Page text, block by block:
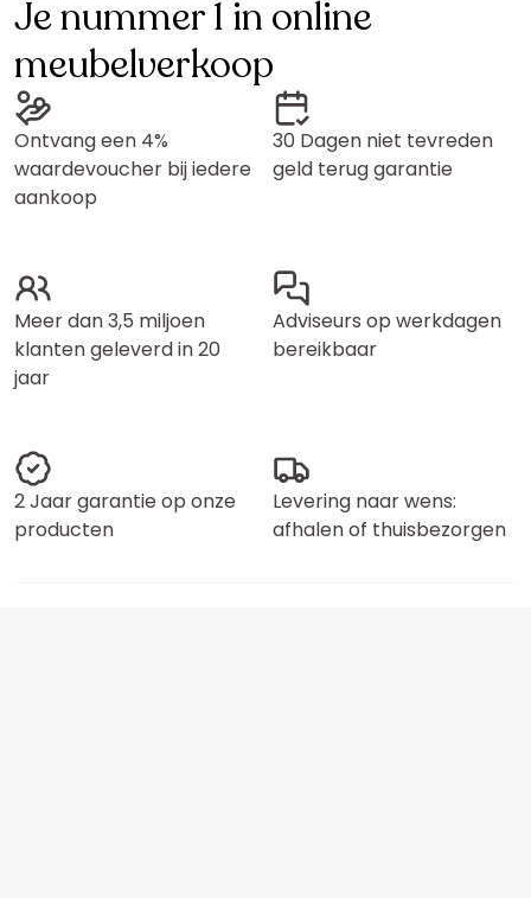
Je nummer 1 in online
meubelverkoop
Ontvang een 4%
waardevoucher bij iedere
aankoop
30 Dagen niet tevreden
geld terug garantie
Meer dan 3,5 miljoen
klanten geleverd in 20
jaar
Adviseurs op werkdagen
bereikbaar
2 Jaar garantie op onze
producten
Levering naar wens:
afhalen of thuisbezorgen